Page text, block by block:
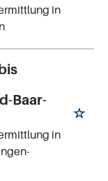
in
Baar-
in